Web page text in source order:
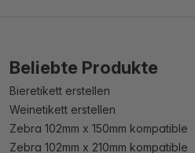
Beliebte Produkte
Bieretikett erstellen
Weinetikett erstellen
Zebra 102mm x 150mm kompatible
Zebra 102mm x 210mm kompatible